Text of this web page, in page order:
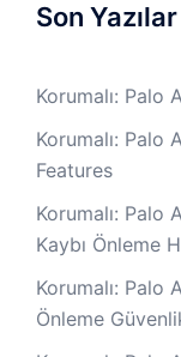
Son Yazılar
Korumalı: Palo
Korumalı: Palo
Features
Korumalı: Palo
Kaybı Önleme
Korumalı: Palo
Önleme